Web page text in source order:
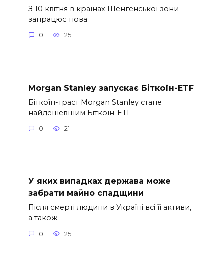
З 10 квітня в країнах Шенгенської зони
запрацює нова
0 25
Morgan Stanley запускає Біткоїн-ETF
Біткоїн-траст Morgan Stanley стане
найдешевшим Біткоїн-ETF
0 21
У яких випадках держава може
забрати майно спадщини
Після смерті людини в Україні всі її активи,
а також
0 25